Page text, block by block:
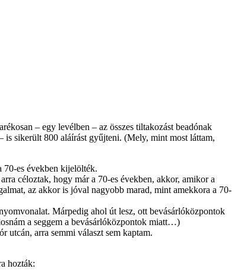
– egy levélben – az összes tiltakozást beadónak
is sikerült 800 aláírást gyűjteni. (Mely, mint most láttam,
70-es években kijelölték.
céloztak, hogy már a 70-es években, akkor, amikor a
az akkor is jóval nagyobb marad, mint amekkora a 70-
Márpedig ahol út lesz, ott bevásárlóközpontok
a seggem a bevásárlóközpontok miatt…)
utcán, arra semmi választ sem kaptam.
hozták: